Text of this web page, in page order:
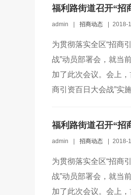
福利路街道召开“招
admin 招商动态 2018-
为贯彻落实全区“招商
战”动员部署会，就当
加了此次会议。会上
商引资百日大会战”实
福利路街道召开“招
admin 招商动态 2018-
为贯彻落实全区“招商
战”动员部署会，就当
加了此次会议。会上